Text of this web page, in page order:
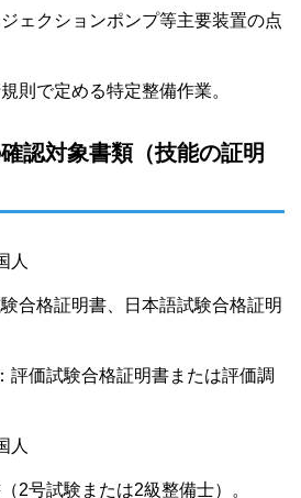
ェクションポンプ等主要装置の点
則で定める特定整備作業。
認対象書類（技能の証明
人
合格証明書、日本語試験合格証明
評価試験合格証明書または評価調
人
2号試験または2級整備士）。